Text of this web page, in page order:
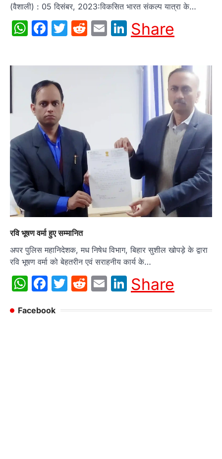
(वैशाली) : 05 दिसंबर, 2023:विकसित भारत संकल्प यात्रा के…
WhatsApp
Facebook
Twitter
Reddit
EmailLinkedIn
Share
रवि भूषण वर्मा हुए सम्मानित
अपर पुलिस महानिदेशक, मध निषेध विभाग, बिहार सुशील खोपड़े के द्वारा
रवि भूषण वर्मा को बेहतरीन एवं सराहनीय कार्य के…
WhatsApp
Facebook
Twitter
Reddit
EmailLinkedIn
Share
Facebook